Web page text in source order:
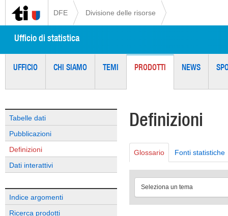
DFE Divisione delle risorse
Ufficio di statistica
UFFICIO CHI SIAMO TEMI PRODOTTI NEWS
Tabelle dati
Pubblicazioni
Definizioni
Dati interattivi
Indice argomenti
Ricerca prodotti
Definizioni
Glossario Fonti statistiche
Seleziona un tema